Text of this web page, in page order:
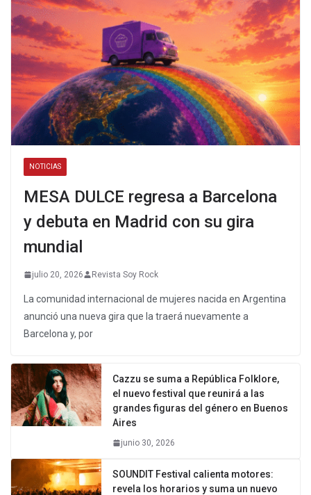
NOTICIAS
MESA DULCE regresa a Barcelona
y debuta en Madrid con su gira
mundial
julio 20, 2026 Revista Soy Rock
La comunidad internacional de mujeres nacida en Argentina
anunció una nueva gira que la traerá nuevamente a
Barcelona y, por
Cazzu se suma a República Folklore,
el nuevo festival que reunirá a las
grandes figuras del género en Buenos
Aires
junio 30, 2026
SOUNDIT Festival calienta motores:
revela los horarios y suma un nuevo